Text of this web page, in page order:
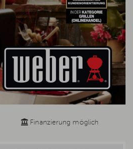
Finanzierung möglich